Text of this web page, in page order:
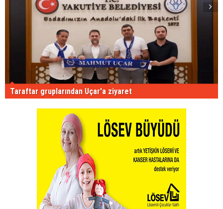
Taraftar gruplarından Uçar'a ziyaret